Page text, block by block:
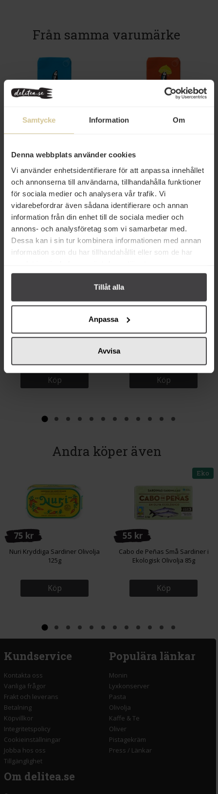
Samtycke Information Om
Denna webbplats använder cookies
Vi använder enhetsidentifierare för att anpassa innehållet
och annonserna till användarna, tillhandahålla funktioner
för sociala medier och analysera vår trafik. Vi
vidarebefordrar även sådana identifierare och annan
information från din enhet till de sociala medier och
annons- och analysföretag som vi samarbetar med.
Dessa kan i sin tur kombinera informationen med annan
information som du har tillhandahållit eller som de har
Tillåt alla
Anpassa
Avvisa
Från samma varumärke
47 kr
Sardinha Sardiner i Olivolja 154g
Köp
73 kr
Köp
Relaterade varor
Köp Köp
Andra köper även
75 kr
Nuri Kryddiga Sardiner Olivolja
125g
Köp
55 kr
Eko
Cabo de Peñas Små Sardiner i
Ekologisk Olivolja 85g
Köp
Kundservice
Kontakta oss
Vanliga frågor
Frakt och leverans
Betalning
Köpvillkor
Integritetspolicy
Cookieinställningar
Jobba hos oss
Tillgänglighet
Populära länkar
Monin
Lyxkonserver
Pasta
Olivolja
Kaffe & Te
Oliver
Pistagekräm
Press / Länkar
Om delitea.se